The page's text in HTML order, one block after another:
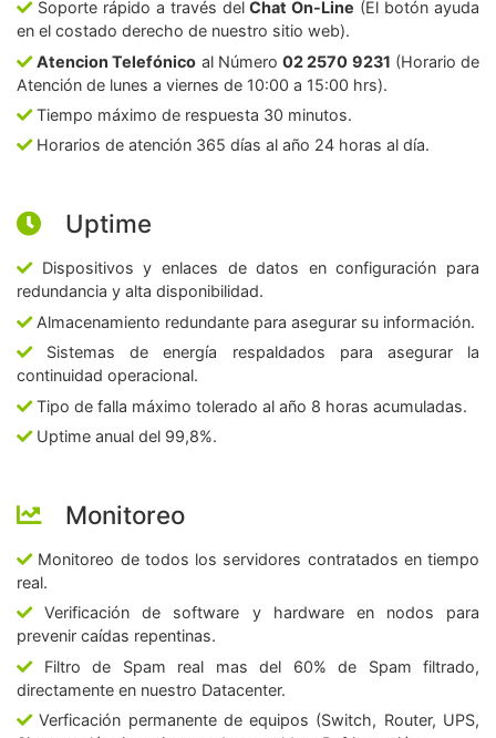
Soporte rápido a través delChat On-Line (El botón ayuda
en el costado derecho de nuestro sitio web).
Atencion Telefónico al Número02 2570 9231 (Horario de
Atención de lunes a viernes de 10:00 a 15:00 hrs).
Tiempo máximo de respuesta 30 minutos.
Horarios de atención 365 días al año 24 horas al día.
Uptime
Dispositivos y enlaces de datos en configuración para
redundancia y alta disponibilidad.
Almacenamiento redundante para asegurar su información.
Sistemas de energía respaldados para asegurar la
continuidad operacional.
Tipo de falla máximo tolerado al año 8 horas acumuladas.
Uptime anual del 99,8%.
Monitoreo
Monitoreo de todos los servidores contratados en tiempo
real.
Verificación de software y hardware en nodos para
prevenir caídas repentinas.
Filtro de Spam real mas del 60% de Spam filtrado,
directamente en nuestro Datacenter.
Verficación permanente de equipos (Switch, Router, UPS,